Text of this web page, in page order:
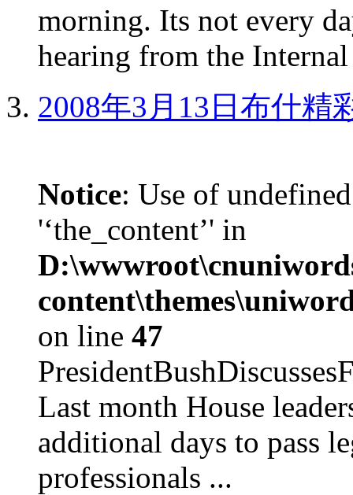
morning. Its not every
hearing from the
2008年3月13日布什精
Notice: Use of
'‘the_content’' in
on line 47
Last month House
additional days to pass
professionals ...